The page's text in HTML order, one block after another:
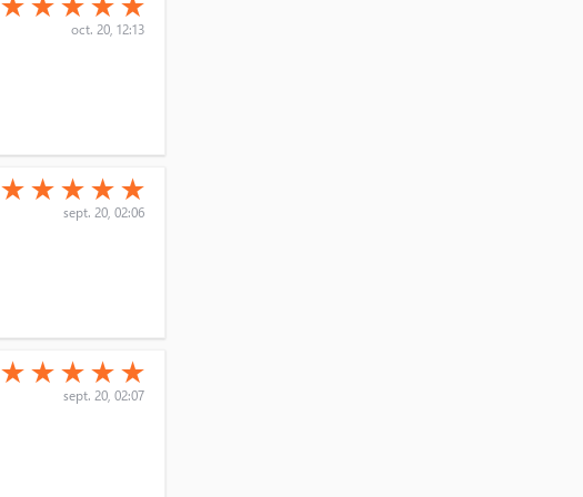
oct. 20, 12:13
(*)
★ (*)
★ (*)
★ (*)
★ (*)
★
sept. 20, 02:06
(*)
★ (*)
★ (*)
★ (*)
★ (*)
★
sept. 20, 02:07